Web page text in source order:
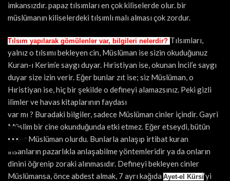
imkansızdır. papaz tılsımları en çok kiliselerde olur. bir
müslümanın kiliselerdeki tılsımlı malı alması çok zordur.
Tılsım yapılarak gömülenler var, bilgileri nelerdir? Tılsımları,
yalnız o tılsımı bekleyen cin, Müslüman ise sizin okuduğunuz
Kuran-ı Kerim’e saygı duyar. Hıristiyan ise, okunan İncil’e saygı
duyar size izin verir. Eğer bunlar zıt ise; siz Müslüman, o
Hıristiyan ise, hiç bir şekilde o defineyi alamazsınız. Peki gizli
ilimler ve havas kitaplarının faydası
var mı ? Buradaki bilgiler, sadece Müslüman cinler içindir. Gayri
Müslim bir cine okunduğunda etki etmez. Eğer etseydi, bütün
cinler Müslüman olurdu. Bunlarla anlaşıp irtibat kuran
insanların pazarlıkla anlaşabilme yöntemleridir ya da onların
dinini öğrenip zoraki alınmasıdır. Defineyi bekleyen cinler
Müslümansa, önce abdest almak, 7 ayrı kağıda Ayet-el Kürsi’yi